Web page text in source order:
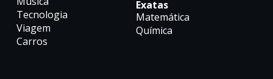
Tecnologia
Viagem
Carros
Exatas
Matemática
Química